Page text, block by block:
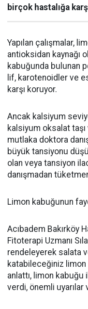
birçok hastalığa
Yapılan çalışmalar,
antioksidan kaynağı
kabuğunda bulunan
lif, karotenoidler ve
karşı koruyor.
Ancak kalsiyum
kalsiyum oksalat
mutlaka doktora
büyük tansiyonu
olan veya tansiyon
danışmadan
Limon kabuğunun
Acıbadem Bakırköy
Fitoterapi Uzmanı
rendeleyerek salata
katabileceğiniz limon
anlattı, limon kabuğu
verdi, önemli